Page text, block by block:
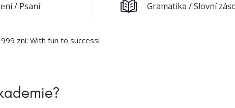
/ Psaní Gramatika / Slovní
zní: With fun to success!